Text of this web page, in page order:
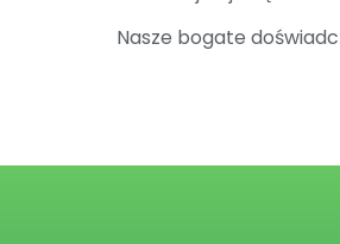
Nasze bogate